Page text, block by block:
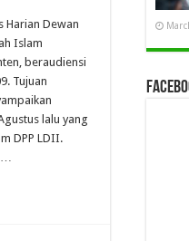
Harian Dewan
Islam
beraudiensi
Tujuan
lalu yang
DPP LDII.